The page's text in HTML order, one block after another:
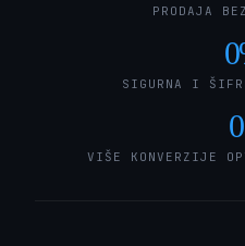
PRODAJA
0
SIGURNA I
0
VIŠE KONVERZIJE